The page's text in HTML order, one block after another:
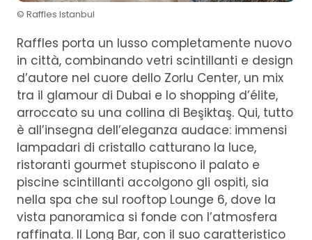
© Raffles Istanbul
Raffles porta un lusso completamente nuovo
in città, combinando vetri scintillanti e design
d’autore nel cuore dello Zorlu Center, un mix
tra il glamour di Dubai e lo shopping d’élite,
arroccato su una collina di Beşiktaş. Qui, tutto
è all’insegna dell’eleganza audace: immensi
lampadari di cristallo catturano la luce,
ristoranti gourmet stupiscono il palato e
piscine scintillanti accolgono gli ospiti, sia
nella spa che sul rooftop Lounge 6, dove la
vista panoramica si fonde con l’atmosfera
raffinata. Il Long Bar, con il suo caratteristico